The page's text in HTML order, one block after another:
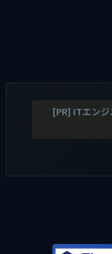
[PR] ITエン